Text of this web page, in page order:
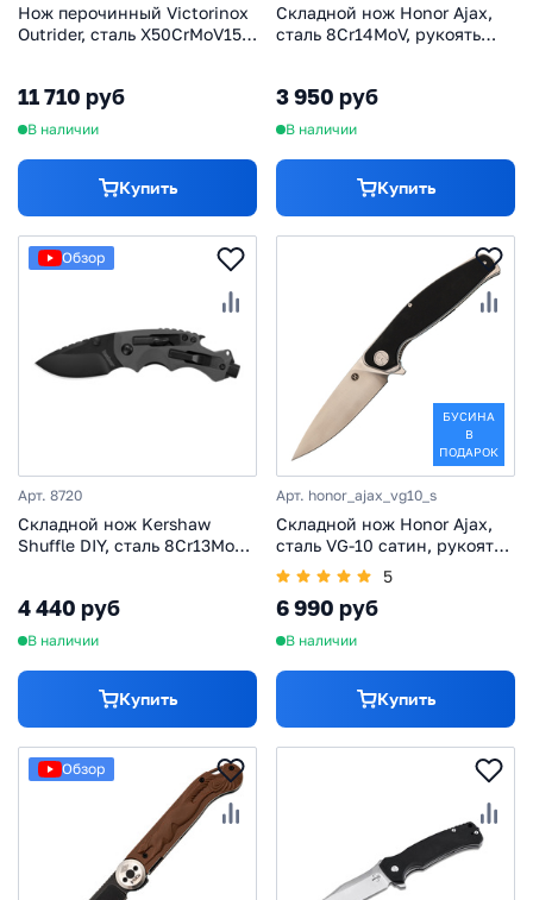
Нож перочинный Victorinox
Outrider, сталь X50CrMoV15,
11 710 руб
В наличии
Купить
Складной нож Honor Ajax,
сталь 8Cr14MoV, рукоять
3 950 руб
В наличии
Купить
Обзор
Арт. 8720
Складной нож Kershaw
Shuffle DIY, сталь 8Cr13MoV,
4 440 руб
В наличии
Купить
БУСИНА
В
ПОДАРОК
Арт. honor_ajax_vg10_s
Складной нож Honor Ajax,
сталь VG-10 сатин, рукоять
G-10
5
6 990 руб
В наличии
Купить
Обзор